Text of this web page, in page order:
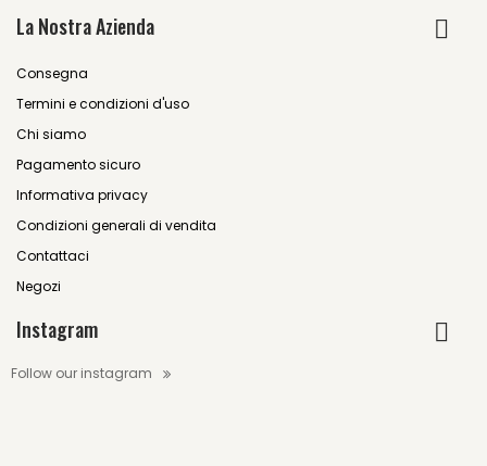
La Nostra Azienda
Consegna
Termini e condizioni d'uso
Chi siamo
Pagamento sicuro
Informativa privacy
Condizioni generali di vendita
Contattaci
Negozi
Instagram
Follow our instagram